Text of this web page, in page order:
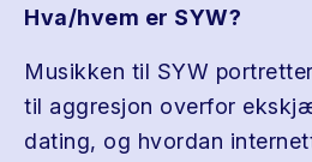
Hva/hvem er SYW?
Musikken til SYW
til aggresjon overfor
dating, og hvordan